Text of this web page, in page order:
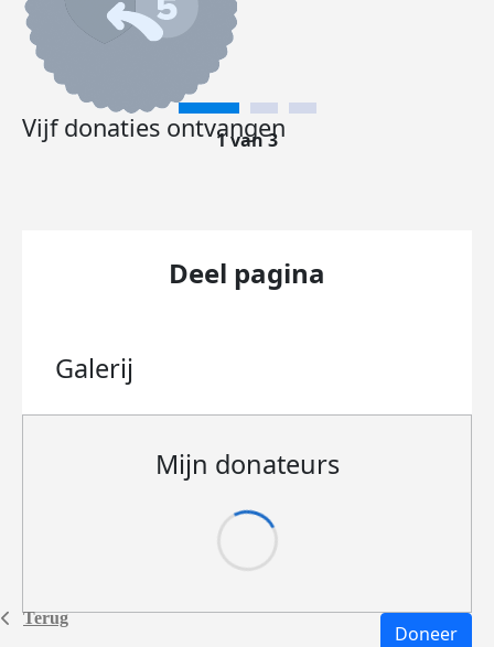
Terug
Vijf donaties ontvangen
1 van 3
Deel pagina
Galerij
Mijn donateurs
Doneer